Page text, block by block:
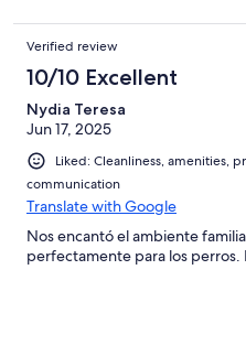
Verified review
10/10 Excellent
Nydia Teresa
Jun 17, 2025
Liked: Cleanliness, amenities,
communication
Translate with Google
Nos encantó el ambiente
perfectamente para los perros.